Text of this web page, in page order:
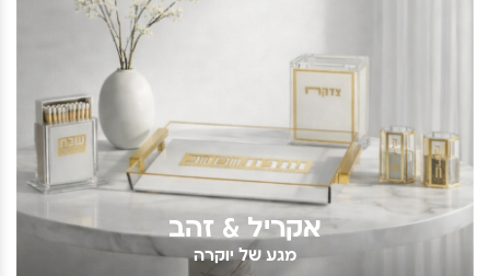
אקריל & זהב
מגע של יוקרה